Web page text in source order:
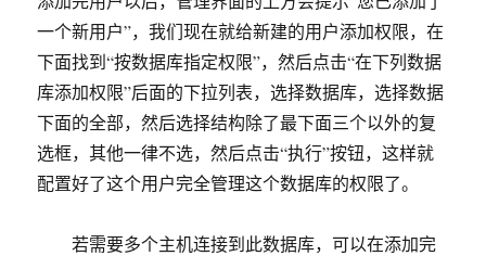
一个新用户”，我们现在就给新建的用户添加权限，在
下面找到“按数据库指定权限”，然后点击“在下列数据
库添加权限”后面的下拉列表，选择数据库，选择数据
下面的全部，然后选择结构除了最下面三个以外的复
选框，其他一律不选，然后点击“执行”按钮，这样就
配置好了这个用户完全管理这个数据库的权限了。
若需要多个主机连接到此数据库，可以在添加完